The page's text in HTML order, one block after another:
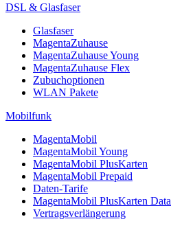
DSL & Glasfaser
Glasfaser
MagentaZuhause
MagentaZuhause Young
MagentaZuhause Flex
Zubuchoptionen
WLAN Pakete
Mobilfunk
MagentaMobil
MagentaMobil Young
MagentaMobil PlusKarten
MagentaMobil Prepaid
Daten-Tarife
MagentaMobil PlusKarten Data
Vertragsverlängerung